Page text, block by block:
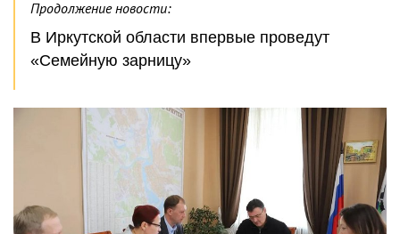
Продолжение новости:
В Иркутской области впервые проведут
«Семейную зарницу»